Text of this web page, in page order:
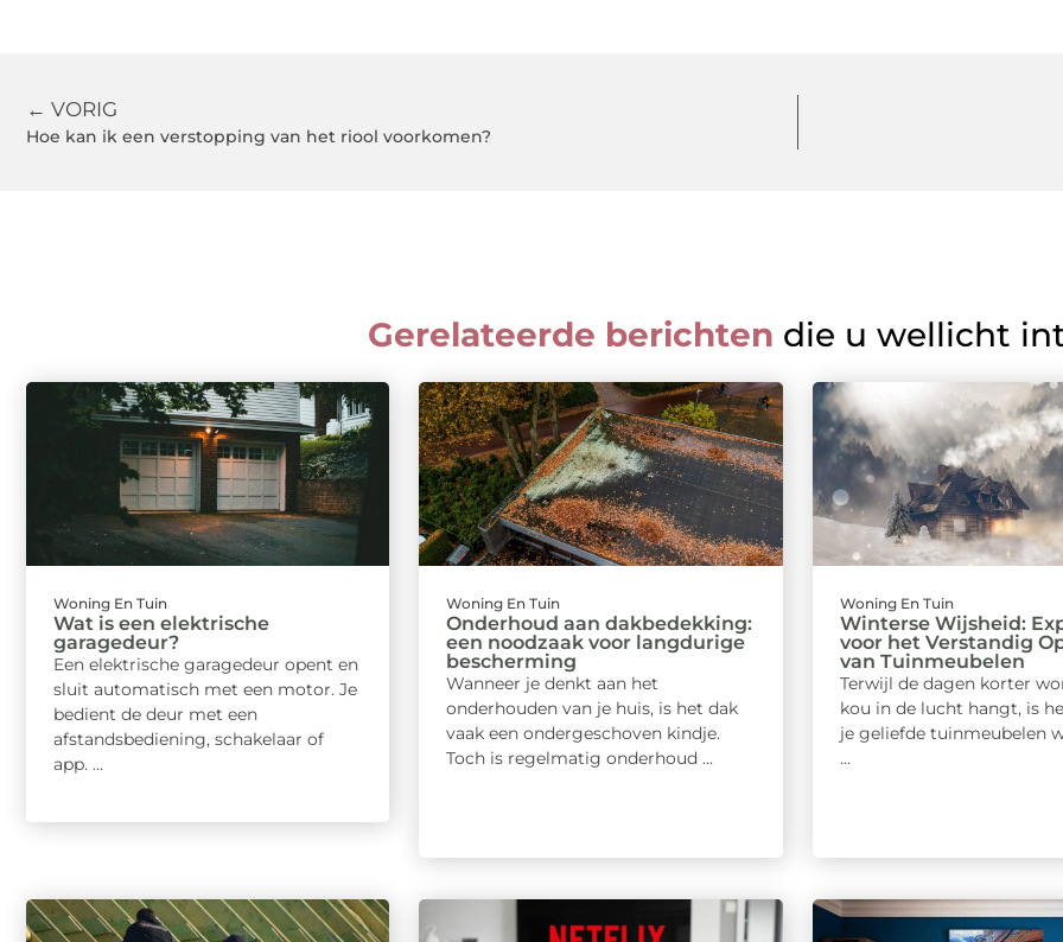
← VORIG
Hoe kan ik een verstopping van het riool voorkomen?
Gerelateerde berichten die u wellicht
Woning En Tuin
Wat is een elektrische
garagedeur?
Een elektrische garagedeur opent en
sluit automatisch met een motor. Je
bedient de deur met een
afstandsbediening, schakelaar of
app. ...
Woning En Tuin
Onderhoud aan dakbedekking:
een noodzaak voor langdurige
bescherming
Wanneer je denkt aan het
onderhouden van je huis, is het dak
vaak een ondergeschoven kindje.
Toch is regelmatig onderhoud ...
Woning En Tuin
Winterse Wijsheid:
voor het Verstandig
van Tuinmeubelen
Terwijl de dagen korter
kou in de lucht hangt, is
je geliefde tuinmeubelen
...